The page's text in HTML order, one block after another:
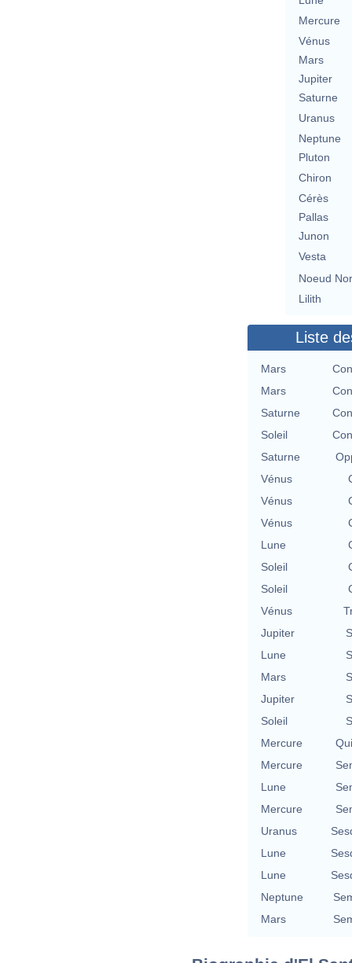
Mercure
Vénus
Mars
Jupiter
Saturne
Uranus
Neptune
Pluton
Chiron
Cérès
Pallas
Junon
Vesta
Noeud
Lilith
Liste
Mars
Mars
Saturne
Soleil
Saturne
Vénus
Vénus
Vénus
Lune
Soleil
Soleil
Vénus
Jupiter
Lune
Mars
Jupiter
Soleil
Mercure
Mercure
Lune
Mercure
Uranus
Lune
Lune
Neptune
Mars